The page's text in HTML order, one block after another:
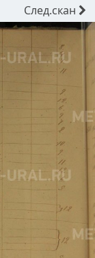
След.скан